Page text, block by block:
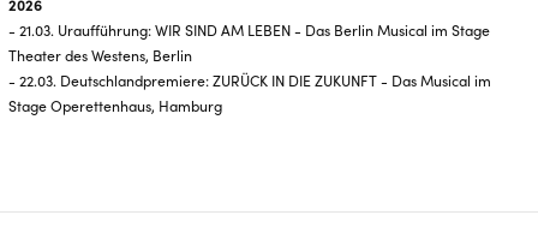
2026
- 21.03. Uraufführung: WIR SIND AM LEBEN - Das Berlin Musical im Stage
Theater des Westens, Berlin
- 22.03. Deutschlandpremiere: ZURÜCK IN DIE ZUKUNFT - Das Musical im
Stage Operettenhaus, Hamburg